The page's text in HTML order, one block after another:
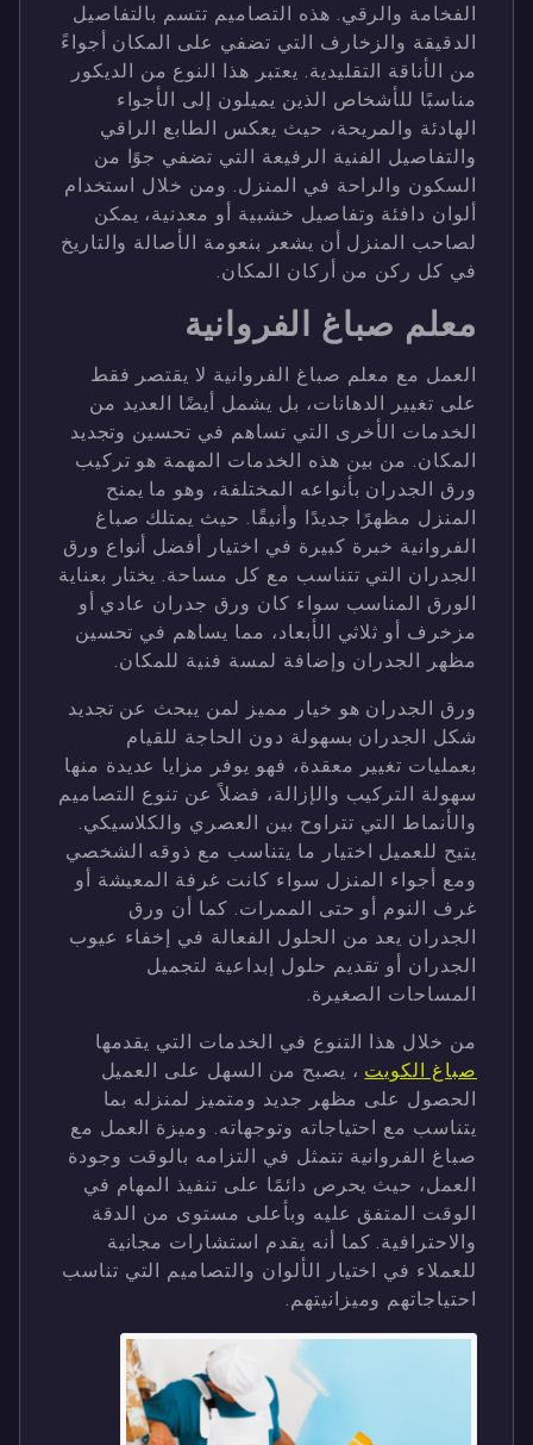
الفخامة والرقي. هذه التصاميم تتسم بالتفاصيل
الدقيقة والزخارف التي تضفي على المكان أجواءً
من الأناقة التقليدية. يعتبر هذا النوع من الديكور
مناسبًا للأشخاص الذين يميلون إلى الأجواء
الهادئة والمريحة، حيث يعكس الطابع الراقي
والتفاصيل الفنية الرفيعة التي تضفي جوًا من
السكون والراحة في المنزل. ومن خلال استخدام
ألوان دافئة وتفاصيل خشبية أو معدنية، يمكن
لصاحب المنزل أن يشعر بنعومة الأصالة والتاريخ
في كل ركن من أركان المكان.
معلم صباغ الفروانية
العمل مع معلم صباغ الفروانية لا يقتصر فقط
على تغيير الدهانات، بل يشمل أيضًا العديد من
الخدمات الأخرى التي تساهم في تحسين وتجديد
المكان. من بين هذه الخدمات المهمة هو تركيب
ورق الجدران بأنواعه المختلفة، وهو ما يمنح
المنزل مظهرًا جديدًا وأنيقًا. حيث يمتلك صباغ
الفروانية خبرة كبيرة في اختيار أفضل أنواع ورق
الجدران التي تتناسب مع كل مساحة. يختار بعناية
الورق المناسب سواء كان ورق جدران عادي أو
مزخرف أو ثلاثي الأبعاد، مما يساهم في تحسين
مظهر الجدران وإضافة لمسة فنية للمكان.
ورق الجدران هو خيار مميز لمن يبحث عن تجديد
شكل الجدران بسهولة دون الحاجة للقيام
بعمليات تغيير معقدة، فهو يوفر مزايا عديدة منها
سهولة التركيب والإزالة، فضلاً عن تنوع التصاميم
والأنماط التي تتراوح بين العصري والكلاسيكي.
يتيح للعميل اختيار ما يتناسب مع ذوقه الشخصي
ومع أجواء المنزل سواء كانت غرفة المعيشة أو
غرف النوم أو حتى الممرات. كما أن ورق
الجدران يعد من الحلول الفعالة في إخفاء عيوب
الجدران أو تقديم حلول إبداعية لتجميل
المساحات الصغيرة.
من خلال هذا التنوع في الخدمات التي يقدمها
صباغ الكويت، يصبح من السهل على العميل
الحصول على مظهر جديد ومتميز لمنزله بما
يتناسب مع احتياجاته وتوجهاته. وميزة العمل مع
صباغ الفروانية تتمثل في التزامه بالوقت وجودة
العمل، حيث يحرص دائمًا على تنفيذ المهام في
الوقت المتفق عليه وبأعلى مستوى من الدقة
والاحترافية. كما أنه يقدم استشارات مجانية
للعملاء في اختيار الألوان والتصاميم التي تناسب
احتياجاتهم وميزانيتهم.